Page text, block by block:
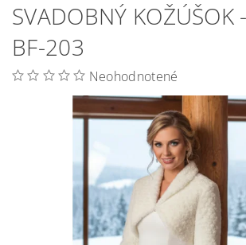
SVADOBNÝ KOŽÚŠOK
BF-203
Neohodnotené